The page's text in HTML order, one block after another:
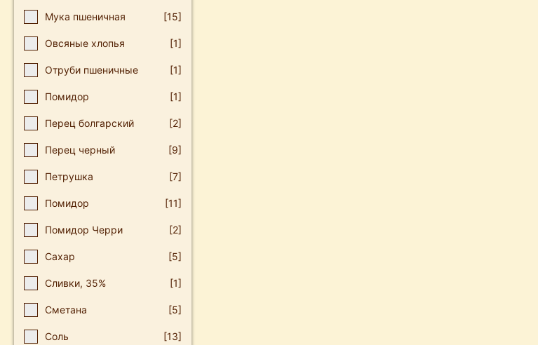
Мука пшеничная [15]
Овсяные хлопья [1]
Отруби пшеничные [1]
Пοмидοр [1]
Перец болгарский [2]
Перец черный [9]
Петрушка [7]
Помидор [11]
Помидор Черри [2]
Сахар [5]
Сливки, 35% [1]
Сметана [5]
Соль [13]